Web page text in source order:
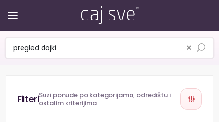
×
Suzi ponude po kategorijama, odredištu i
ostalim kriterijima